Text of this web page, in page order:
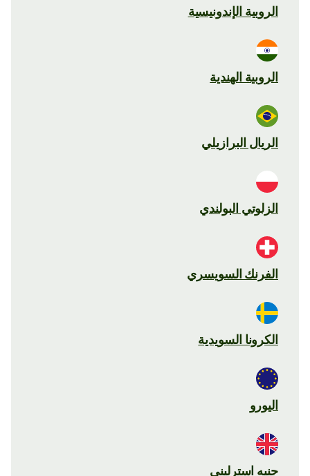
الروبية الإندونيسية
الروبية الهندية
الريال البرازيلي
الزلوتي البولندي
الفرنك السويسري
الكرونا السويدية
اليورو
جنيه استرليني